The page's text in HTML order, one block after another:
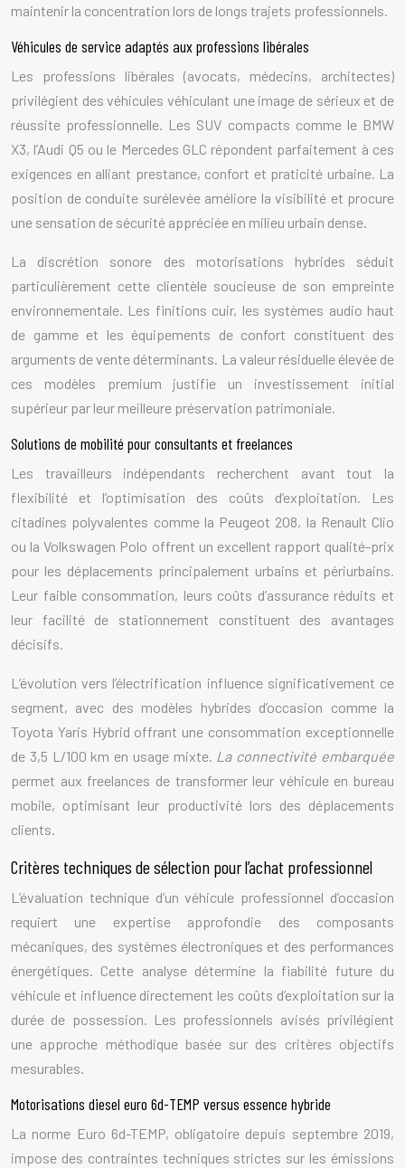
maintenir la concentration lors de longs trajets professionnels.
Véhicules de service adaptés aux professions libérales
Les professions libérales (avocats, médecins, architectes)
privilégient des véhicules véhiculant une image de sérieux et de
réussite professionnelle. Les SUV compacts comme le BMW
X3, l’Audi Q5 ou le Mercedes GLC répondent parfaitement à ces
exigences en alliant prestance, confort et praticité urbaine. La
position de conduite surélevée améliore la visibilité et procure
une sensation de sécurité appréciée en milieu urbain dense.
La discrétion sonore des motorisations hybrides séduit
particulièrement cette clientèle soucieuse de son empreinte
environnementale. Les finitions cuir, les systèmes audio haut
de gamme et les équipements de confort constituent des
arguments de vente déterminants. La valeur résiduelle élevée de
ces modèles premium justifie un investissement initial
supérieur par leur meilleure préservation patrimoniale.
Solutions de mobilité pour consultants et freelances
Les travailleurs indépendants recherchent avant tout la
flexibilité et l’optimisation des coûts d’exploitation. Les
citadines polyvalentes comme la Peugeot 208, la Renault Clio
ou la Volkswagen Polo offrent un excellent rapport qualité-prix
pour les déplacements principalement urbains et périurbains.
Leur faible consommation, leurs coûts d’assurance réduits et
leur facilité de stationnement constituent des avantages
décisifs.
L’évolution vers l’électrification influence significativement ce
segment, avec des modèles hybrides d’occasion comme la
Toyota Yaris Hybrid offrant une consommation exceptionnelle
de 3,5 L/100 km en usage mixte. La connectivité embarquée
permet aux freelances de transformer leur véhicule en bureau
mobile, optimisant leur productivité lors des déplacements
clients.
Critères techniques de sélection pour l’achat professionnel
L’évaluation technique d’un véhicule professionnel d’occasion
requiert une expertise approfondie des composants
mécaniques, des systèmes électroniques et des performances
énergétiques. Cette analyse détermine la fiabilité future du
véhicule et influence directement les coûts d’exploitation sur la
durée de possession. Les professionnels avisés privilégient
une approche méthodique basée sur des critères objectifs
mesurables.
Motorisations diesel euro 6d-TEMP versus essence hybride
La norme Euro 6d-TEMP, obligatoire depuis septembre 2019,
impose des contraintes techniques strictes sur les émissions